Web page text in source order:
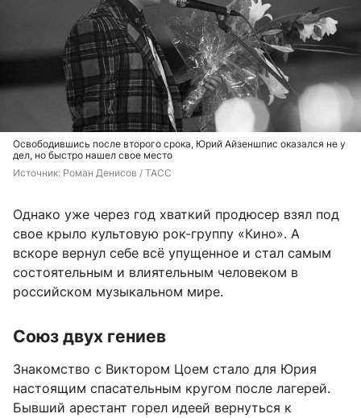
Освободившись после второго срока, Юрий Айзеншпис оказался не у
дел, но быстро нашел свое место
Источник: Роман Денисов / ТАСС
Однако уже через год хваткий продюсер взял под
свое крыло культовую рок-группу «Кино». А
вскоре вернул себе всё упущенное и стал самым
состоятельным и влиятельным человеком в
российском музыкальном мире.
Союз двух гениев
Знакомство с Виктором Цоем стало для Юрия
настоящим спасательным кругом после лагерей.
Бывший арестант горел идеей вернуться к